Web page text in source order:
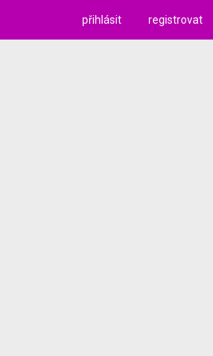
přihlásit registrovat